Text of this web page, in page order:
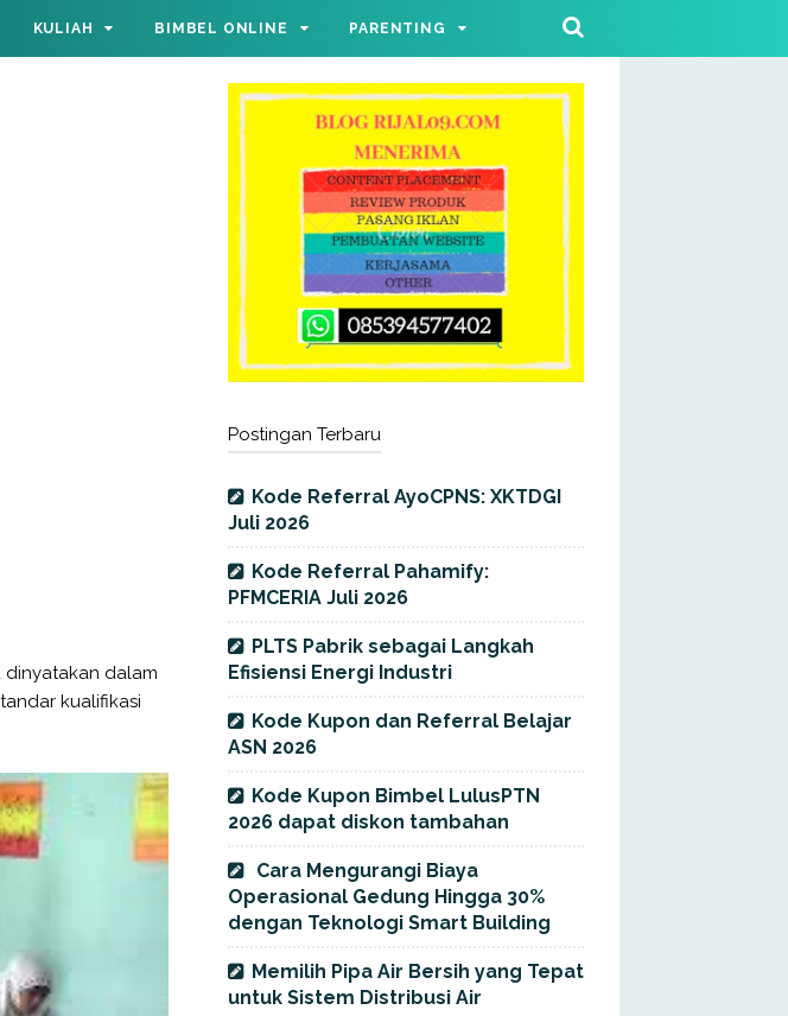
KULIAH BIMBEL ONLINE PARENTING
dinyatakan dalam
kualifikasi
Postingan Terbaru
Kode Referral AyoCPNS: XKTDGI
Juli 2026
Kode Referral Pahamify:
PFMCERIA Juli 2026
PLTS Pabrik sebagai Langkah
Efisiensi Energi Industri
Kode Kupon dan Referral Belajar
ASN 2026
Kode Kupon Bimbel LulusPTN
2026 dapat diskon tambahan
Cara Mengurangi Biaya
Operasional Gedung Hingga 30%
dengan Teknologi Smart Building
Memilih Pipa Air Bersih yang Tepat
untuk Sistem Distribusi Air